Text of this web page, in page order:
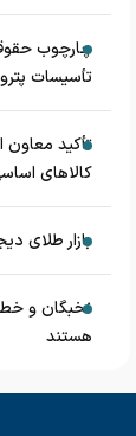
چارچوب
تأسیسات
تأکید معاون
کالاهای
بازار طلای
نخبگان و
هستند